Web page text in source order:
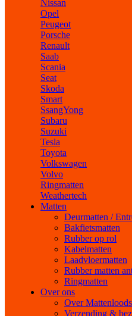
Nissan
Opel
Peugeot
Porsche
Renault
Saab
Scania
Seat
Skoda
Smart
SsangYong
Subaru
Suzuki
Tesla
Toyota
Volkswagen
Volvo
Ringmatten
Weathertech
Matten
Deurmatten /
Bakfietsmatten
Rubber op rol
Kabelmatten
Laadvloermatten
Rubber matten
Ringmatten
Over ons
Over
Verzending &